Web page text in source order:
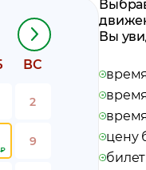
ВС
2
₽
9
Вы
цену